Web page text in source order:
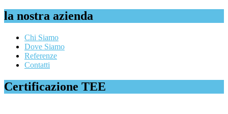
la nostra azienda
Chi Siamo
Dove Siamo
Referenze
Contatti
Certificazione TEE